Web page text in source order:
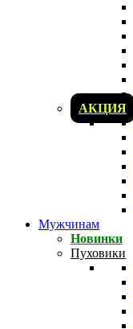
АКЦИЯ
Мужчинам
Новинки
Пуховики